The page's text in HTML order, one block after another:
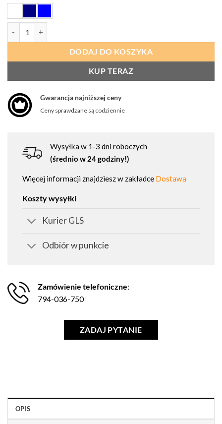
DODAJ DO KOSZYKA
KUP TERAZ
Gwarancja najniższej ceny
Ceny sprawdzane są codziennie
Wysyłka w 1-3 dni roboczych
(średnio w 24 godziny!)
Więcej informacji znajdziesz w zakładce Dostawa
Koszty wysyłki
Kurier GLS
Odbiór w punkcie
Zamówienie telefoniczne:
794-036-750
ZADAJ PYTANIE
OPIS